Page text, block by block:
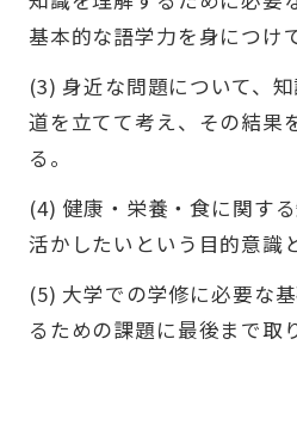
基本的な語学力を身につけ
(3) 身近な問題について、
道を立てて考え、その結果
る。
(4) 健康・栄養・食に関す
活かしたいという目的意識
(5) 大学での学修に必要な
るための課題に最後まで取